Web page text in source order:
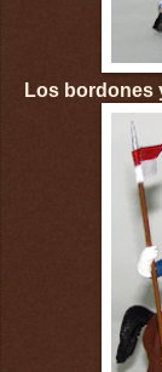
Los bordones